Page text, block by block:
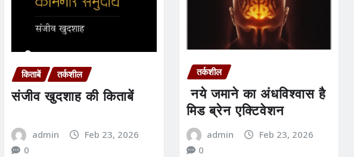
किताबें तर्कशील
संजीव खुदशाह की किताबें
admin
Feb 23, 2026
0
तर्कशील
नये जमाने का अंधविश्‍वास है
मिड ब्रेन एक्टिवेशन
admin
Feb 23, 2026
0